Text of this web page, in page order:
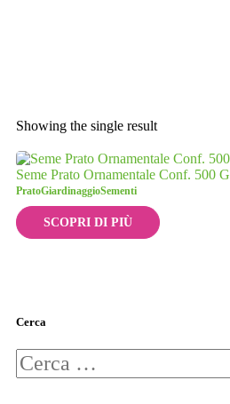
Showing the single result
Seme Prato Ornamentale Conf. 500 G
PratoGiardinaggioSementi
SCOPRI DI PIÙ
Cerca
Ricerca
per: